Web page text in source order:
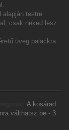
alapján testre
csak neked lesz
üveg palackra
. A kosárad
válthatsz be - 3